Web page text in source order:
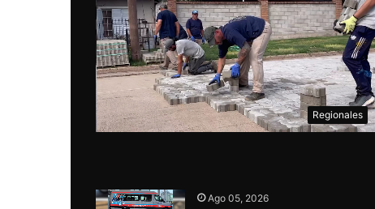
Regionales
Ago 05, 2026